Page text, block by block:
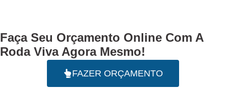
Faça Seu Orçamento Online Com A
Roda Viva Agora Mesmo!
FAZER ORÇAMENTO